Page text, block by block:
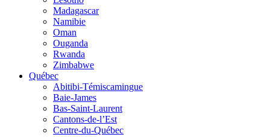
Madagascar
Namibie
Oman
Ouganda
Rwanda
Zimbabwe
Québec
Abitibi-Témiscamingue
Baie-James
Bas-Saint-Laurent
Cantons-de-l’Est
Centre-du-Québec